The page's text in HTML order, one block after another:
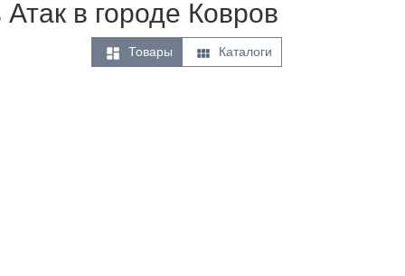
в городе Ковров
 Товары  Каталоги